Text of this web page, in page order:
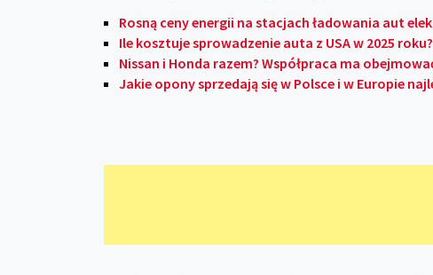
Rosną ceny energii na stacjach ładowania aut
Ile kosztuje sprowadzenie auta z USA w 2025 roku?
Nissan i Honda razem? Współpraca ma
Jakie opony sprzedają się w Polsce i w Europie